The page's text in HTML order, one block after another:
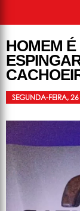
HOMEM
SEGUNDA-FEIRA,